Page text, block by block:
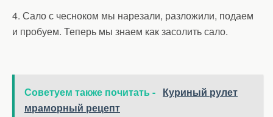
4. Сало с чесноком мы нарезали, разложили, подаем
и пробуем. Теперь мы знаем как засолить сало.
Советуем также почитать - Куриный рулет
мраморный рецепт